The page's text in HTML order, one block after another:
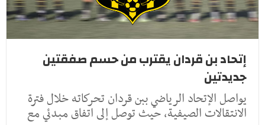
إتحاد بن قردان يقترب من حسم صفقتين
جديدتين
يواصل الإتحاد الرياضي ببن قردان تحركاته خلال فترة
الانتقالات الصيفية، حيث توصل إلى اتفاق مبدئي مع